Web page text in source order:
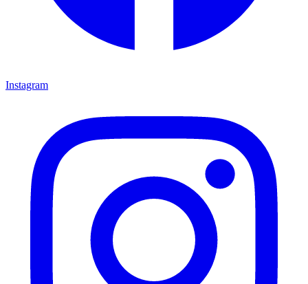
Instagram